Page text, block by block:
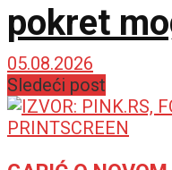
pokret
dobije
ulogu
05.08.2026
Sledeći post